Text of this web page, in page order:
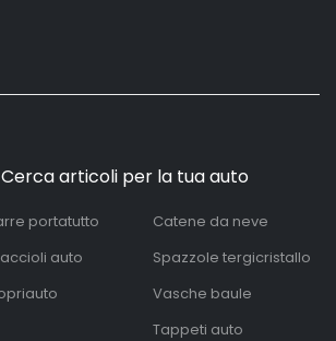
Cerca articoli per la tua auto
portatutto
auto
Catene da neve
Spazzole tergicristallo
Vasche baule
Tappeti auto